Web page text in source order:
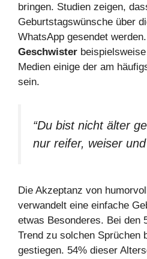
bringen. Studien zeigen,
Geburtstagswünsche über
WhatsApp gesendet werden.
Geschwister
Medien einige der am
sein.
“Du bist nicht älter
nur reifer, weiser
Die Akzeptanz von
verwandelt eine einfache
etwas Besonderes. Bei den
Trend zu solchen Sprüchen
gestiegen. 54% dieser